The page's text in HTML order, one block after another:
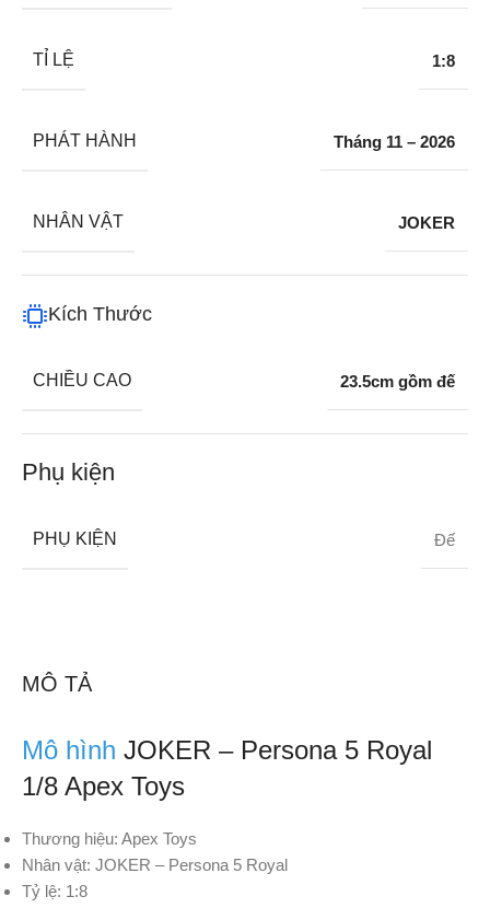
MÔ TẢ
Mô hình JOKER – Persona 5 Royal
1/8 Apex Toys
Thương hiệu: Apex Toys
Nhân vật: JOKER – Persona 5 Royal
Tỷ lệ: 1:8
TỈ LỆ 1:8
PHÁT HÀNH Tháng 11 – 2026
NHÂN VẬT JOKER
Kích Thước
CHIỀU CAO 23.5cm gồm đế
Phụ kiện
PHỤ KIỆN Đế